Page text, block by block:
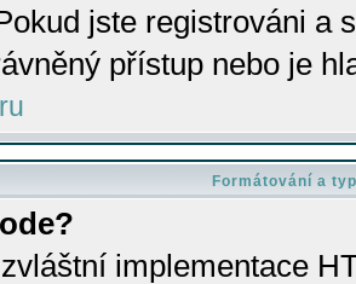
jste registrováni a
přístup nebo je
Formátování a
implementace